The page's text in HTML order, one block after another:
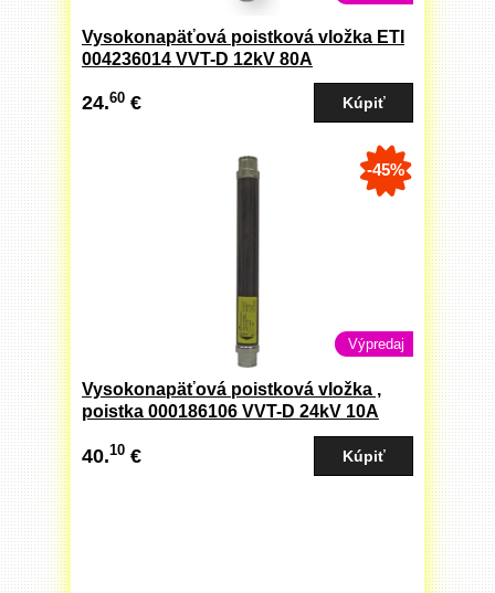
Vysokonapäťová poistková vložka ETI
004236014 VVT-D 12kV 80A
24.60 €
Výpredaj
Vysokonapäťová poistková vložka ,
poistka 000186106 VVT-D 24kV 10A
40.10 €
-45%